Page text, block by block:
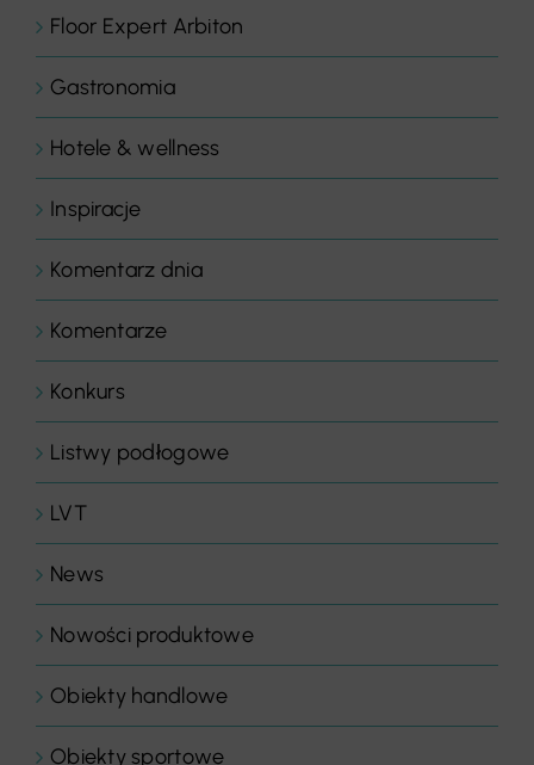
Floor Expert Arbiton
Gastronomia
Hotele & wellness
Inspiracje
Komentarz dnia
Komentarze
Konkurs
Listwy podłogowe
LVT
News
Nowości produktowe
Obiekty handlowe
Obiekty sportowe